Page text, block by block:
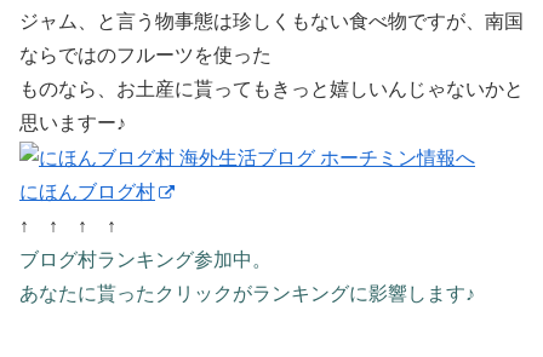
ジャム、と言う物事態は珍しくもない食べ物ですが、南国
ならではのフルーツを使った
ものなら、お土産に貰ってもきっと嬉しいんじゃないかと
思いますー♪
にほんブログ村
↑ ↑ ↑ ↑
ブログ村ランキング参加中。
あなたに貰ったクリックがランキングに影響します♪